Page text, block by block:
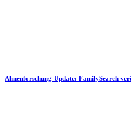
Ahnenforschung-Update: FamilySearch